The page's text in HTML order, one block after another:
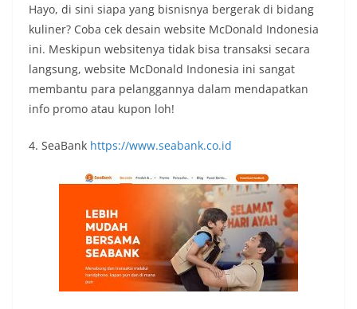
Hayo, di sini siapa yang bisnisnya bergerak di bidang
kuliner? Coba cek desain website McDonald Indonesia
ini. Meskipun websitenya tidak bisa transaksi secara
langsung, website McDonald Indonesia ini sangat
membantu para pelanggannya dalam mendapatkan
info promo atau kupon loh!
4. SeaBank https://www.seabank.co.id